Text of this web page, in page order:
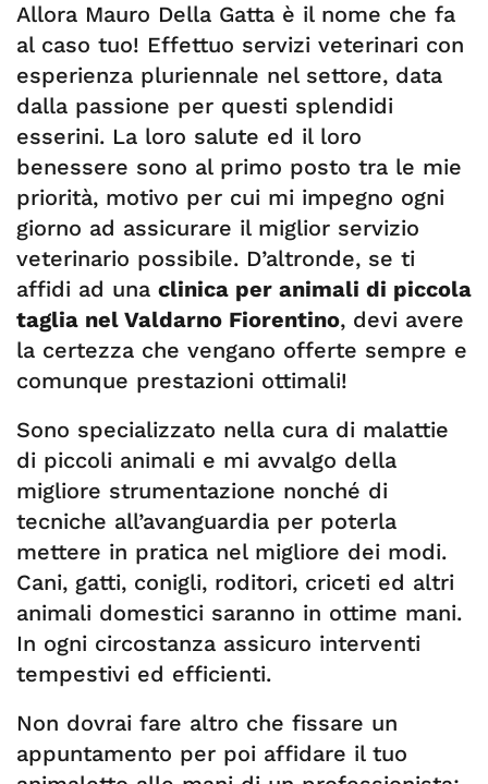
Allora Mauro Della Gatta è il nome che fa
al caso tuo! Effettuo servizi veterinari con
esperienza pluriennale nel settore, data
dalla passione per questi splendidi
esserini. La loro salute ed il loro
benessere sono al primo posto tra le mie
priorità, motivo per cui mi impegno ogni
giorno ad assicurare il miglior servizio
veterinario possibile. D’altronde, se ti
affidi ad una clinica per animali di piccola
taglia nel Valdarno Fiorentino, devi avere
la certezza che vengano offerte sempre e
comunque prestazioni ottimali!
Sono specializzato nella cura di malattie
di piccoli animali e mi avvalgo della
migliore strumentazione nonché di
tecniche all’avanguardia per poterla
mettere in pratica nel migliore dei modi.
Cani, gatti, conigli, roditori, criceti ed altri
animali domestici saranno in ottime mani.
In ogni circostanza assicuro interventi
tempestivi ed efficienti.
Non dovrai fare altro che fissare un
appuntamento per poi affidare il tuo